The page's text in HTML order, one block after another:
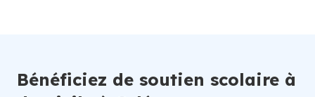
Bénéficiez de soutien scolaire à